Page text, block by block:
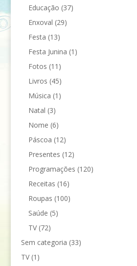
Educação (37)
Enxoval (29)
Festa (13)
Festa Junina (1)
Fotos (11)
Livros (45)
Música (1)
Natal (3)
Nome (6)
Páscoa (12)
Presentes (12)
Programações (120)
Receitas (16)
Roupas (100)
Saúde (5)
TV(72)
Sem categoria (33)
TV(1)